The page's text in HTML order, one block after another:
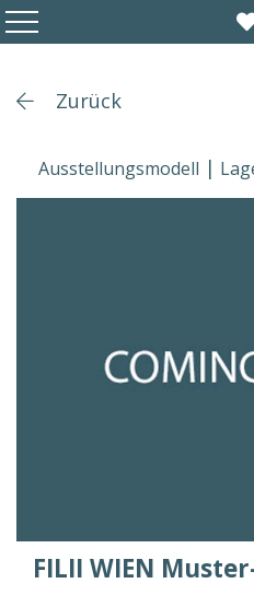
Zurück
Ausstellungsmodell
FILII WIEN